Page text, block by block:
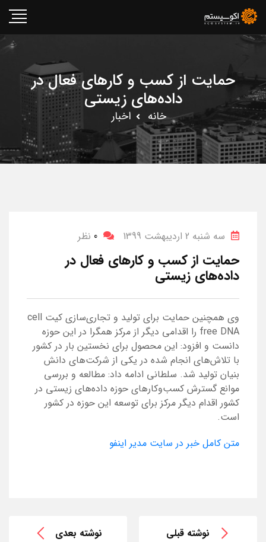
حمایت از کسب و کارهای فعال در
داده‌های زیستی
خانه اخبار
سه شنبه 2 اردیبهشت 1399 0 نظر
حمایت از کسب و کارهای فعال در
داده‌های زیستی
وی همچنین حمایت برای تولید و تجاری‌سازی کیت cell
free DNA را اقدامی دیگر از مرکز همگرا در این حوزه
دانست و افزود: این محصول برای نخستین بار در کشور
با تلاش‌های انجام شده در یکی از شرکت‌های دانش
بنیان تولید شد. سلطانی ادامه داد: مطالعه و بررسی
موانع گسترش کسب‌وکارهای حوزه داده‌های زیستی در
کشور اقدام دیگر مرکز برای توسعه این حوزه در کشور
است.
متن کامل خبر در سایت مدیر اینفو
نوشته قبلی نوشته بعدی